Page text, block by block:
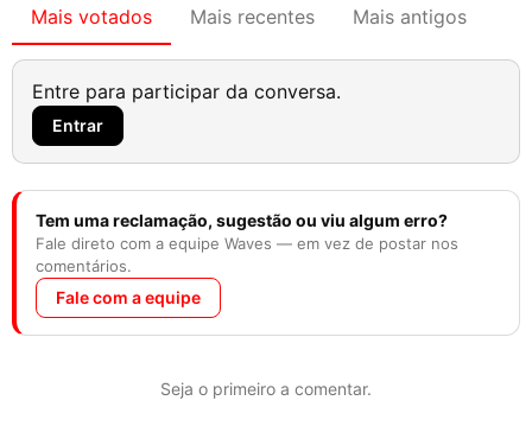
Mais votados Mais recentes Mais antigos
Entre para participar da conversa.
Entrar
Tem uma reclamação, sugestão ou viu algum erro?
Fale direto com a equipe Waves — em vez de postar nos
comentários.
Fale com a equipe
Seja o primeiro a comentar.